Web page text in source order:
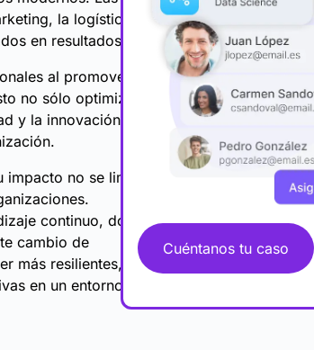
la logística o
en resultados.
al promover la
no sólo optimiza la
y la innovación, ya
no se limita a
continuo, donde
cambio de
más resilientes,
en un entorno tan
Cuéntanos tu caso